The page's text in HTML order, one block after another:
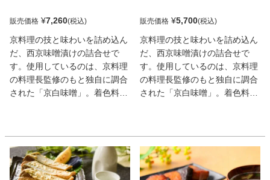
販売価格 ¥7,260
京料理の技と味わいを詰め込ん
だ、西京味噌漬けの詰合せで
す。使用しているのは、京料理
の料理長監修のもと独自に調合
された「京白味噌」。着色料や
んだ後は、雑菌が繁殖しないよ
う真空包装し、1℃～5℃の低温
で48～72時間じっくり熟成させ
販売価格 ¥5,700
京料理の技と味わいを詰め込ん
だ、西京味噌漬けの詰合せで
す。使用しているのは、京料理
の料理長監修のもと独自に調合
された「京白味噌」。着色料や
んだ後は、雑菌が繁殖しないよ
う真空包装し、1℃～5℃の低温
で48～72時間じっくり熟成させ